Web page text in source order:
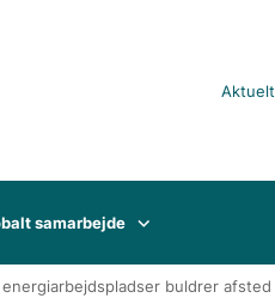
Aktuelt
samarbejde
buldrer afsted